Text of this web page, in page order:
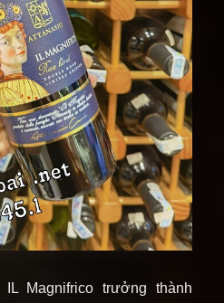
Magnifrico trưởng thành